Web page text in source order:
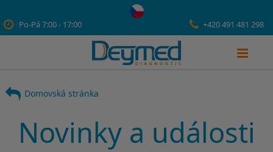
Po-Pá 7:00 - 17:00 +420 491 481 298
Domovská stránka
Novinky a události